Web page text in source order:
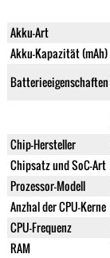
Akku-Art
Akku-Kapazität (mAh)
Batterieeigenschaften
Chip-Hersteller
Chipsatz und SoC-Art
Prozessor-Modell
Anzhal der CPU-Kerne
CPU-Frequenz
RAM